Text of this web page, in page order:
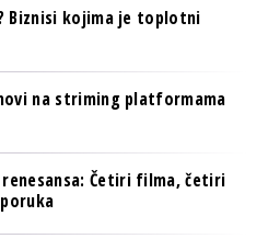
Biznisi kojima je toplotni
na striming platformama
Četiri filma, četiri